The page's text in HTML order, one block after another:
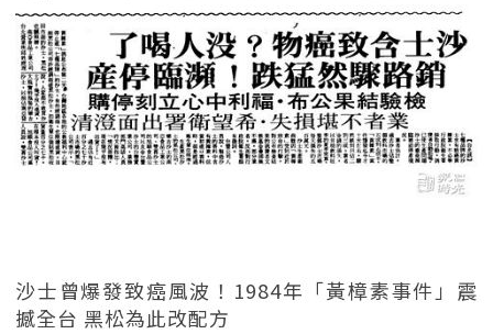
沙士曾爆發致癌風波！1984年「黃樟素事件」震
撼全台 黑松為此改配方